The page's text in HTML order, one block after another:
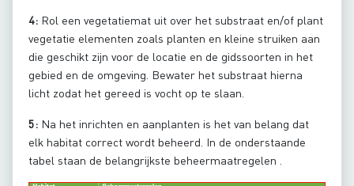
4: Rol een vegetatiemat uit over het substraat en/of plant
vegetatie elementen zoals planten en kleine struiken aan
die geschikt zijn voor de locatie en de gidssoorten in het
gebied en de omgeving. Bewater het substraat hierna
licht zodat het gereed is vocht op te slaan.
5: Na het inrichten en aanplanten is het van belang dat
elk habitat correct wordt beheerd. In de onderstaande
tabel staan de belangrijkste beheermaatregelen .